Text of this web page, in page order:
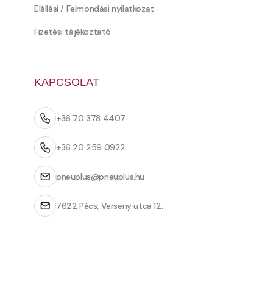
Elállási / Felmondási nyilatkozat
Fizetési tájékoztató
KAPCSOLAT
+36 70 378 4407
+36 20 259 0922
pneuplus@pneuplus.hu
7622 Pécs, Verseny utca 12.